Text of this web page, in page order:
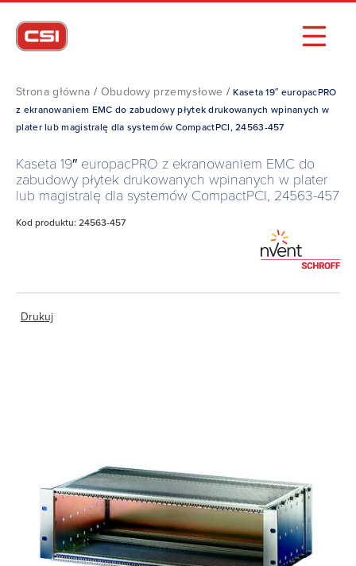
Strona główna / Obudowy przemysłowe /Kaseta 19″ europacPRO
z ekranowaniem EMC do zabudowy płytek drukowanych wpinanych w
plater lub magistralę dla systemów CompactPCI, 24563-457
Kaseta 19″ europacPRO z ekranowaniem EMC do
zabudowy płytek drukowanych wpinanych w plater
lub magistralę dla systemów CompactPCI, 24563-457
Kod produktu: 24563-457
Drukuj